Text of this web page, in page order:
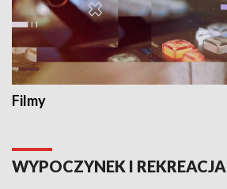
Filmy
WYPOCZYNEK I REKREACJA